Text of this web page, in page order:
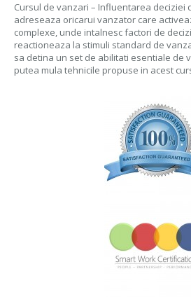
Cursul de vanzari – Influentarea deciziei
adreseaza oricarui vanzator care
complexe, unde intalnesc factori de
reactioneaza la stimuli standard de
sa detina un set de abilitati esentiale de
putea mula tehnicile propuse in acest